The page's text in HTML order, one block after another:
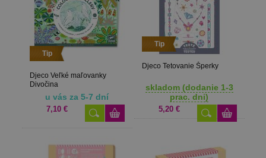
Tip
Djeco Veľké maľovanky
Divočina
u vás za 5-7 dní
7,10 €
Tip
Djeco Tetovanie Šperky
skladom (dodanie 1-3
prac. dni)
5,20 €